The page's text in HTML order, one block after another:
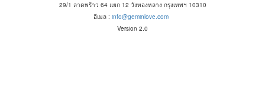
29/1 ลาดพร้าว 64 แยก 12 วังทองหลาง กรุงเทพฯ 10310
อีเมล : info@geminlove.com
Version 2.0